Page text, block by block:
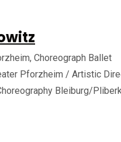
Choreograph Ballet
Pforzheim / Artistic
Bleiburg/